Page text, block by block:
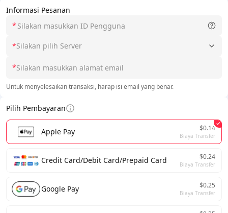
Informasi Pesanan
*
*Silakan pilih Server
*
Untuk menyelesaikan transaksi, harap isi email yang benar.
Pilih Pembayaran
Apple Pay $0.14
Biaya Transfer
Credit Card/Debit Card/Prepaid Card $0.24
Biaya Transfer
Google Pay $0.25
Biaya Transfer